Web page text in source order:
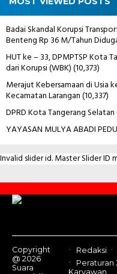
Badai Skandal Korupsi
Benteng Rp 36 M/Tahun
HUT ke – 33, DPMPTSP Kota
dari Korupsi (WBK)(10,373)
Merajut Kebersamaan di Usia
Kecamatan Larangan(10,337)
DPRD Kota Tangerang Selatan
YAYASAN MULYA ABADI
Invalid slider id. Master Slider ID
Contact
Us
Copyright
@ 2026
Suara
Redaksi
Peraturan
Karyawan